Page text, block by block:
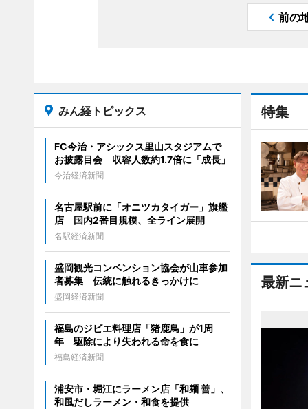
前の
特集
最新ニ
みん経トピックス
FC今治・アシックス里山スタジアムで
お披露目会 収容人数約1.7倍に「成長」
今治経済新聞
名古屋駅前に「オニツカタイガー」旗艦
店 国内2番目規模、全ライン展開
名駅経済新聞
盛岡観光コンベンション協会が山車参加
者募集 伝統に触れるきっかけに
盛岡経済新聞
福島のジビエ料理店「猪鹿鳥」が1周
年 駆除により失われる命を食に
福島経済新聞
浦安市・堀江にラーメン店「和麺 善」、
和風だしラーメン・和食を提供